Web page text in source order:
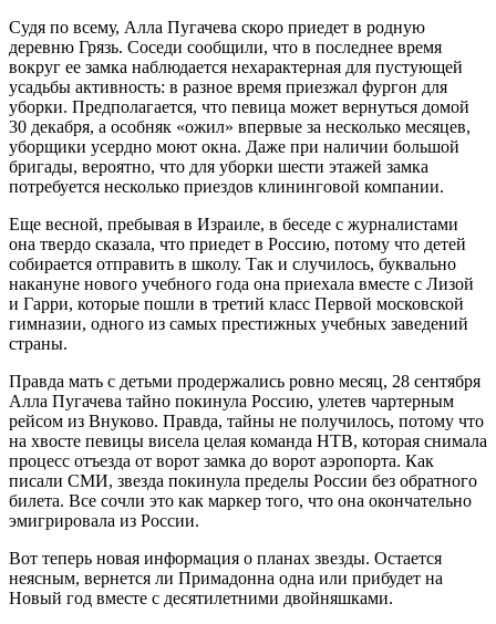
Судя по всему, Алла Пугачева скоро приедет в родную
деревню Грязь. Соседи сообщили, что в последнее время
вокруг ее замка наблюдается нехарактерная для пустующей
усадьбы активность: в разное время приезжал фургон для
уборки. Предполагается, что певица может вернуться домой
30 декабря, а особняк «ожил» впервые за несколько месяцев,
уборщики усердно моют окна. Даже при наличии большой
бригады, вероятно, что для уборки шести этажей замка
потребуется несколько приездов клининговой компании.
Еще весной, пребывая в Израиле, в беседе с журналистами
она твердо сказала, что приедет в Россию, потому что детей
собирается отправить в школу. Так и случилось, буквально
накануне нового учебного года она приехала вместе с Лизой
и Гарри, которые пошли в третий класс Первой московской
гимназии, одного из самых престижных учебных заведений
страны.
Правда мать с детьми продержались ровно месяц, 28 сентября
Алла Пугачева тайно покинула Россию, улетев чартерным
рейсом из Внуково. Правда, тайны не получилось, потому что
на хвосте певицы висела целая команда НТВ, которая снимала
процесс отъезда от ворот замка до ворот аэропорта. Как
писали СМИ, звезда покинула пределы России без обратного
билета. Все сочли это как маркер того, что она окончательно
эмигрировала из России.
Вот теперь новая информация о планах звезды. Остается
неясным, вернется ли Примадонна одна или прибудет на
Новый год вместе с десятилетними двойняшками.